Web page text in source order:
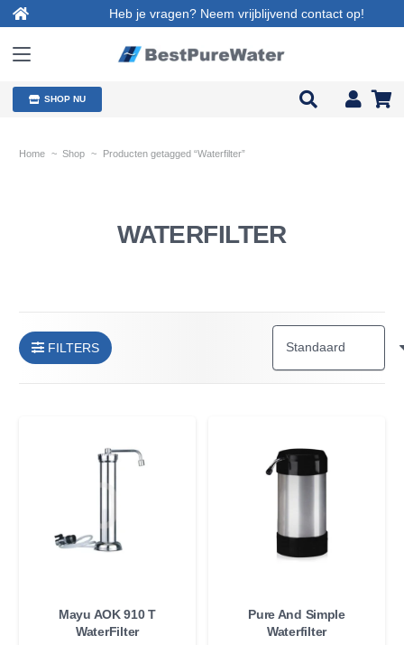
Heb je vragen? Neem vrijblijvend contact op!
SHOP NU
Home ~ Shop ~ Producten getagged “Waterfilter”
WATERFILTER
FILTERS
Mayu AOK 910 T
WaterFilter
Pure And Simple
Waterfilter